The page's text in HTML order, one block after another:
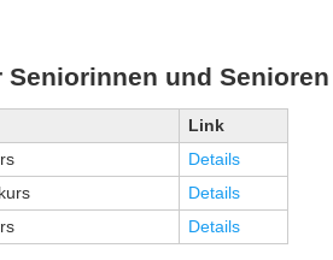
und Senioren
Link
Details
Details
Details